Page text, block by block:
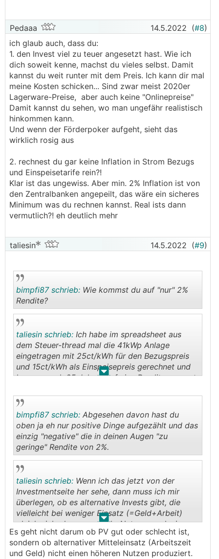
Pedaaa 14.5.2022 (#8)
ich glaub auch, dass du:
1. den Invest viel zu teuer angesetzt hast. Wie ich
dich soweit kenne, machst du vieles selbst. Damit
kannst du weit runter mit dem Preis. Ich kann dir mal
meine Kosten schicken... Sind zwar meist 2020er
Lagerware-Preise, aber auch keine "Onlinepreise"
Damit kannst du sehen, wo man ungefähr realistisch
hinkommen kann.
Und wenn der Förderpoker aufgeht, sieht das
wirklich rosig aus
2. rechnest du gar keine Inflation in Strom Bezugs
und Einspeisetarife rein?!
Klar ist das ungewiss. Aber min. 2% Inflation ist von
den Zentralbanken angepeilt, das wäre ein sicheres
Minimum was du rechnen kannst. Real ists dann
vermutlich?! eh deutlich mehr
taliesin 14.5.2022 (#9)
bimpfi87 schrieb: Wie kommst du auf "nur" 2%
Rendite?
. .
taliesin schrieb: Ich habe im spreadsheet aus
dem Steuer-thread mal die 41kWp Anlage
eingetragen mit 25ct/kWh für den Bezugspreis
und 15ct/kWh als Einspeisepreis gerechnet und
komme nach 25 Jahren auf eine Rendite von gut
..
bimpfi87 schrieb: Abgesehen davon hast du
oben ja eh nur positive Dinge aufgezählt und das
einzig "negative" die in deinen Augen "zu
geringe" Rendite von 2%.
. .
taliesin schrieb: Wenn ich das jetzt von der
Investmentseite her sehe, dann muss ich mir
überlegen, ob es alternative Invests gibt, die
vielleicht bei weniger Einsatz (=Geld+Arbeit)
gleich viel oder sogar mehr Nutzen produzieren.
Es geht nicht darum ob PV gut oder schlecht ist,
sondern ob alternativer Mitteleinsatz (Arbeitszeit
und Geld) nicht einen höheren Nutzen produziert.